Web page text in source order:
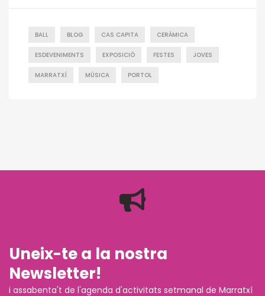
BALL BLOG CAS CAPITA CERÁMICA
ESDEVENIMENTS EXPOSICIÓ FESTES JOVES
MARRATXÍ MÚSICA PORTOL
Uneix-te a la nostra
Newsletter!
i assabenta't de l'agenda d'activitats setmanal de Marratxí